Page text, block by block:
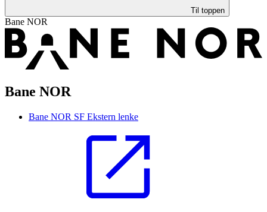
Til toppen
Bane NOR
Bane NOR
Bane NOR SF Ekstern lenke